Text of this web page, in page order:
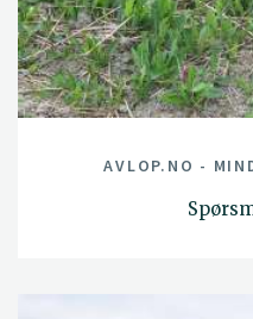
AVLOP.NO -